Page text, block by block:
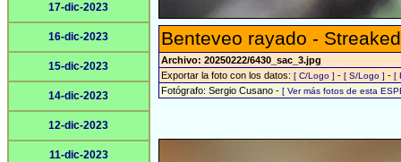
17-dic-2023
16-dic-2023
15-dic-2023
14-dic-2023
12-dic-2023
11-dic-2023
Benteveo rayado -
Archivo: 20250222/6430_sac_3.jpg
Exportar la foto con los datos: [ C/Logo ] - [ S/Logo ] - [
Fotógrafo: Sergio Cusano - [ Ver más fotos de esta